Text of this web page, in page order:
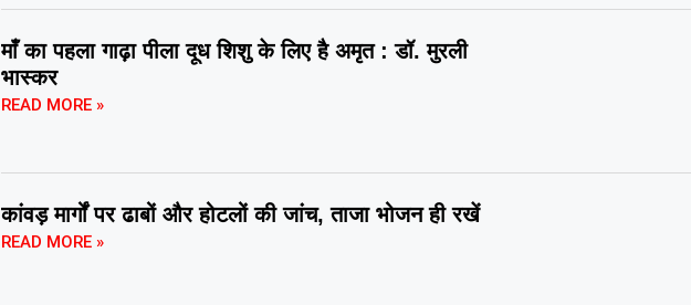
माँ का पहला गाढ़ा पीला दूध शिशु के लिए है अमृत : डॉ. मुरली
भास्कर
READ MORE »
कांवड़ मार्गों पर ढाबों और होटलों की जांच, ताजा भोजन ही रखें
READ MORE »